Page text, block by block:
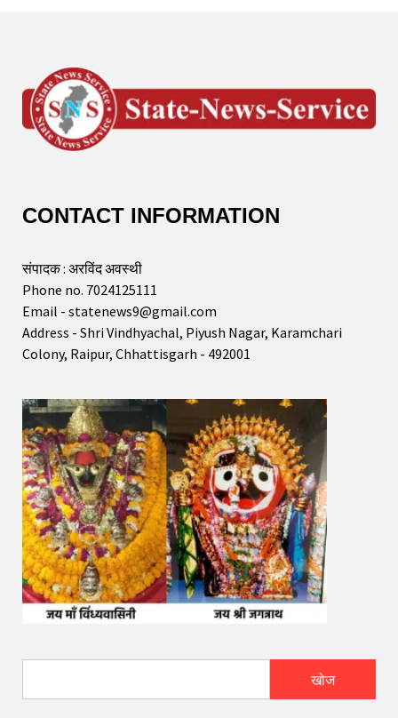
CONTACT INFORMATION
संपादक : अरविंद अवस्थी
Phone no. 7024125111
Email - statenews9@gmail.com
Address - Shri Vindhyachal, Piyush Nagar, Karamchari
Colony, Raipur, Chhattisgarh - 492001
खोज